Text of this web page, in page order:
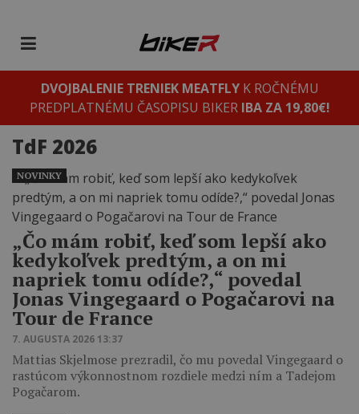
DVOJBALENIE TRENIEK MEATFLYK ROČNÉMU
PREDPLATNÉMU ČASOPISU BIKER IBA ZA 19,80€!
TdF 2026
„Čo mám robiť, keď som lepší ako
kedykoľvek predtým, a on mi
napriek tomu odíde?,“ povedal
Jonas Vingegaard o Pogačarovi na
Tour de France
7. AUGUSTA 2026 13:37
Mattias Skjelmose prezradil, čo mu povedal Vingegaard o
rastúcom výkonnostnom rozdiele medzi ním a Tadejom
Pogačarom.
NOVINKY